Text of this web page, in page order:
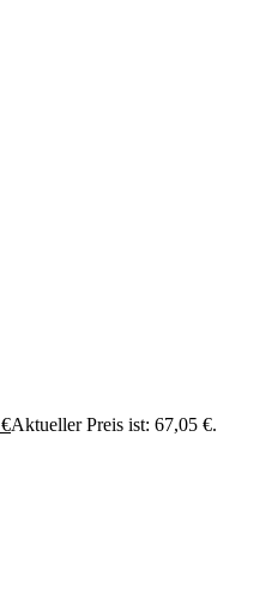
€Aktueller Preis ist: 67,05 €.